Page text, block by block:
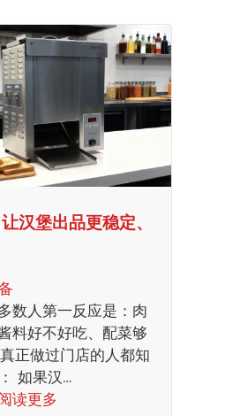
汉堡出品更稳定、
数人第一反应是：肉
料好不好吃、配菜够
正做过门店的人都知
如果汉…
读更多